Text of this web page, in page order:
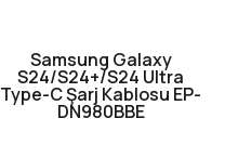
Samsung Galaxy
S24/S24+/S24 Ultra
Type-C Şarj Kablosu EP-
DN980BBE